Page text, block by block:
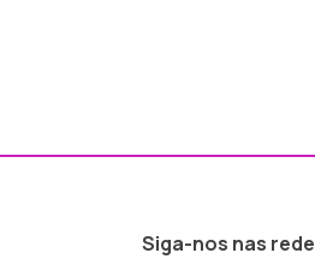
Siga-nos nas